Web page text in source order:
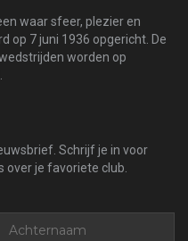
waar sfeer, plezier en
op 7 juni 1936 opgericht. De
worden op
Schrijf je in voor
je favoriete club.